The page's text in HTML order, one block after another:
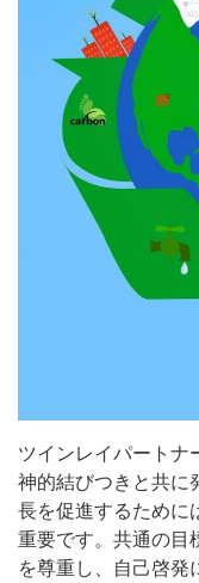
ツインレイパートナ
神的結びつきと共に
長を促進するために
重要です。共通の目
を尊重し、自己啓発